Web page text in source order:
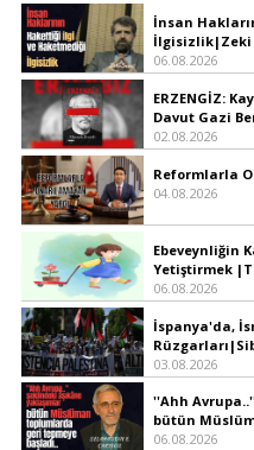
İnsan
İlgisizlik|Zeki
06.08.2026
ERZENGİZ:
Davut Gazi
02.08.2026
Reformlarla
04.08.2026
Ebeveynliğin
Yetiştirmek
06.08.2026
İspanya'da,
03.08.2026
''Ahh
bütün
06.08.2026